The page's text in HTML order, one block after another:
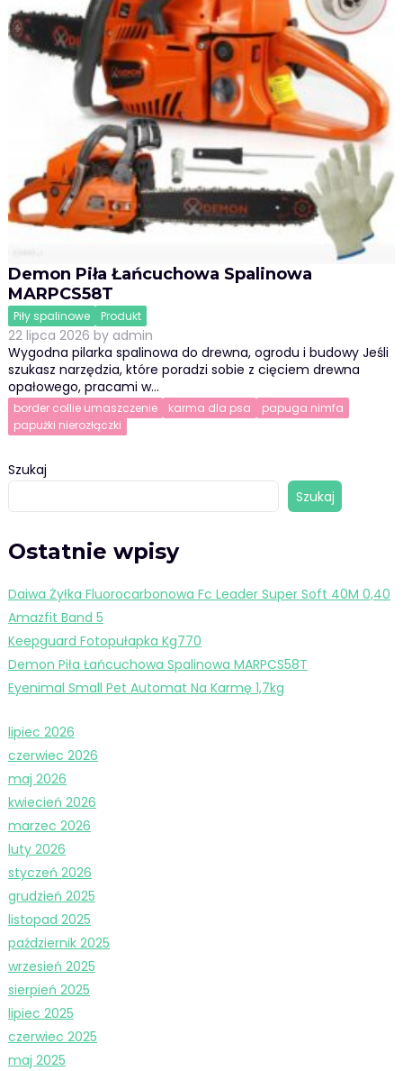
Demon Piła Łańcuchowa Spalinowa
MARPCS58T
Piły spalinowe Produkt
22 lipca 2026 by admin
Wygodna pilarka spalinowa do drewna, ogrodu i budowy Jeśli
szukasz narzędzia, które poradzi sobie z cięciem drewna
opałowego, pracami w…
border collie umaszczenie karma dla psa
papuga nimfa
papużki nierozłączki
Szukaj
Szukaj
Ostatnie wpisy
Daiwa Żyłka Fluorocarbonowa Fc Leader Super Soft 40M 0,40
Amazfit Band 5
Keepguard Fotopułapka Kg770
Demon Piła Łańcuchowa Spalinowa MARPCS58T
Eyenimal Small Pet Automat Na Karmę 1,7kg
lipiec 2026
czerwiec 2026
maj 2026
kwiecień 2026
marzec 2026
luty 2026
styczeń 2026
grudzień 2025
listopad 2025
październik 2025
wrzesień 2025
sierpień 2025
lipiec 2025
czerwiec 2025
maj 2025